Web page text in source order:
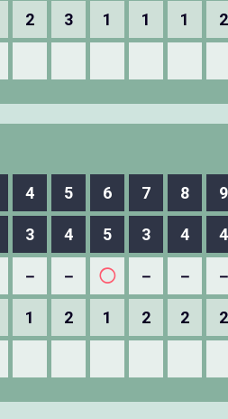
2 3 1 1 1 2
4 5 6 7 8 9
3 4 5 3 4 4
－ － ◯ － －
1 2 1 2 2 2